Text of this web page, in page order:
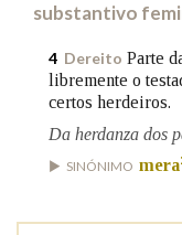
Pertence a
substantivo
4 Dereito Parte
libremente o
certos herdeiros.
Da herdanza dos
SINÓNIMO mera